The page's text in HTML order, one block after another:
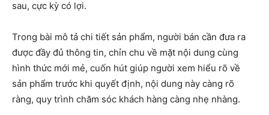
sau, cực kỳ có lợi.
Trong bài mô tả chi tiết sản phẩm, người bán cần đưa ra
được đầy đủ thông tin, chỉn chu về mặt nội dung cùng
hình thức mới mẻ, cuốn hút giúp người xem hiểu rõ về
sản phẩm trước khi quyết định, nội dung này càng rõ
ràng, quy trình chăm sóc khách hàng càng nhẹ nhàng.